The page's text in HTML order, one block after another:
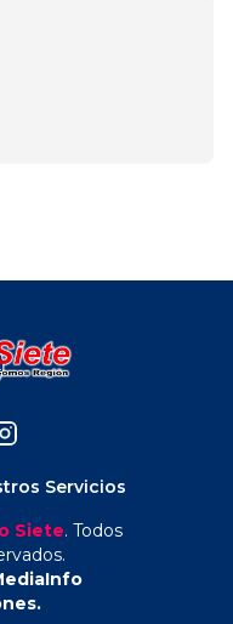
Acceso a
Servicios
Siete. Todos